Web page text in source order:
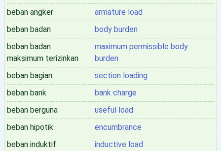
beban angker
armature load
beban badan
body burden
beban badan
maksimum terizinkan
maximum permissible body
burden
beban bagian
section loading
beban bank
bank charge
beban berguna
useful load
beban hipotik
encumbrance
beban induktif
inductive load